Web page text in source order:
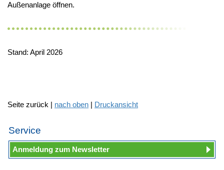
Außenanlage öffnen.
Stand: April 2026
Seite zurück | nach oben | Druckansicht
Service
Anmeldung zum Newsletter